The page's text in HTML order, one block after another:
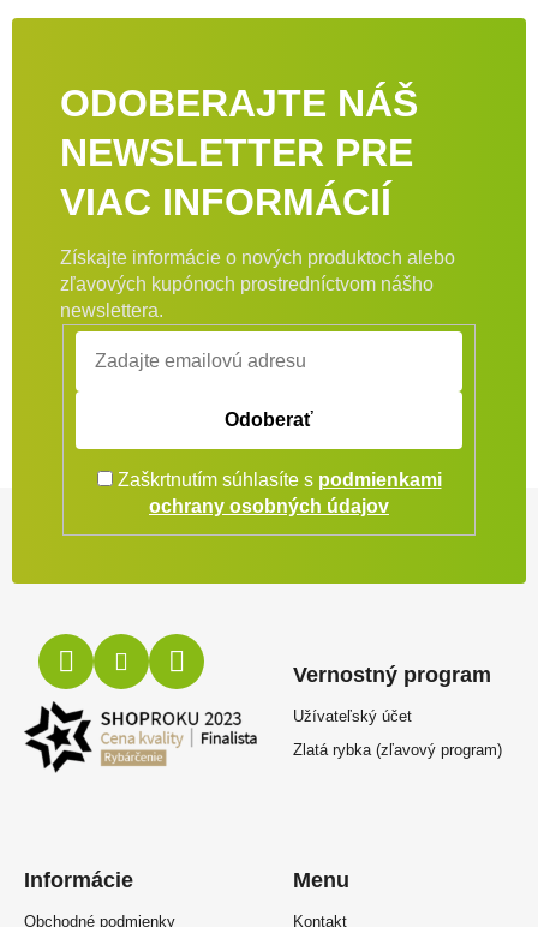
ODOBERAJTE NÁŠ
NEWSLETTER PRE
VIAC INFORMÁCIÍ
Získajte informácie o nových produktoch alebo
zľavových kupónoch prostredníctvom nášho
newslettera.
Odoberať
Zaškrtnutím súhlasíte s podmienkami
ochrany osobných údajov
Informácie
Obchodné podmienky
Vernostný program
Užívateľský účet
Zlatá rybka (zľavový program)
Menu
Kontakt